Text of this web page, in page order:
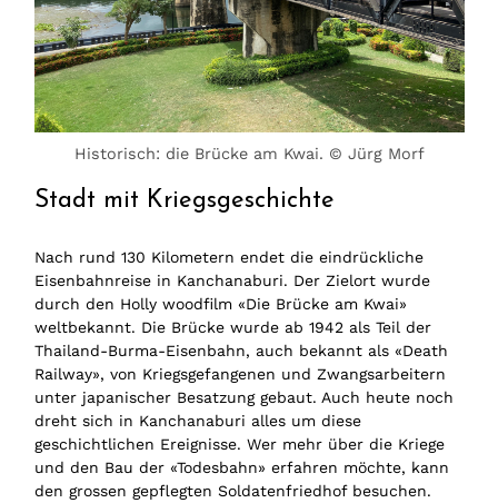
Historisch: die Brücke am Kwai. © Jürg Morf
Stadt mit Kriegsgeschichte
Nach rund 130 Kilometern endet die eindrückliche
Eisenbahnreise in Kanchanaburi. Der Zielort wurde
durch den Holly woodfilm «Die Brücke am Kwai»
weltbekannt. Die Brücke wurde ab 1942 als Teil der
Thailand-Burma-Eisenbahn, auch bekannt als «Death
Railway», von Kriegsgefangenen und Zwangsarbeitern
unter japanischer Besatzung gebaut. Auch heute noch
dreht sich in Kanchanaburi alles um diese
geschichtlichen Ereignisse. Wer mehr über die Kriege
und den Bau der «Todesbahn» erfahren möchte, kann
den grossen gepflegten Soldatenfriedhof besuchen.